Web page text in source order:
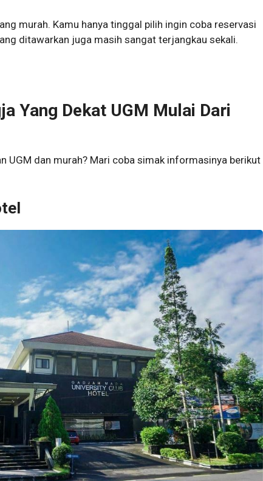
murah. Kamu hanya tinggal pilih ingin coba reservasi
ditawarkan juga masih sangat terjangkau sekali.
Yang Dekat UGM Mulai Dari
UGM dan murah? Mari coba simak informasinya berikut